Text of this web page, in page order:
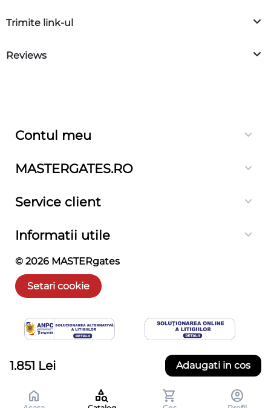
1.851 Lei Adaugati in cos
Trimite link-ul
Reviews
Contul meu
MASTERGATES.RO
Service client
Informatii utile
© 2026 MASTERgates
Setari cookie